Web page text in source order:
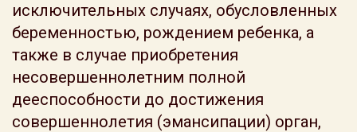
исключительных случаях, обусловленных
беременностью, рождением ребенка, а
также в случае приобретения
несовершеннолетним полной
дееспособности до достижения
совершеннолетия (эмансипации) орган,